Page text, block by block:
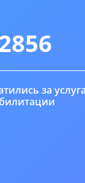
за